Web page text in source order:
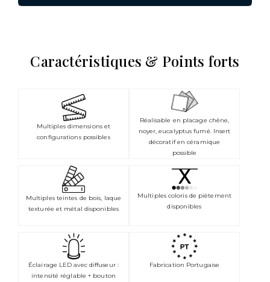
Caractéristiques & Points forts
Multiples dimensions et
configurations possibles
Réalisable en placage chêne,
noyer, eucalyptus fumé. Insert
décoratif en céramique
possible
Multiples teintes de bois, laque
texturée et métal disponibles
Multiples coloris de piètement
disponibles
Éclairage LED avec diffuseur :
intensité réglable + bouton
Fabrication Portugaise